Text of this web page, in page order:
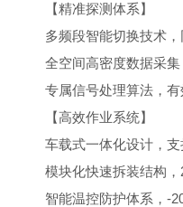
【精准探测体系】
多频段智能切换技术
全空间高密度数据采
专属信号处理算法，
【高效作业系统】
车载式一体化设计，
模块化快速拆装结构
智能温控防护体系，-